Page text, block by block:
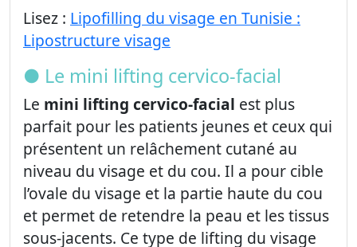
Lisez : Lipofilling du visage en Tunisie :
Lipostructure visage
● Le mini lifting cervico-facial
Le mini lifting cervico-facial est plus
parfait pour les patients jeunes et ceux qui
présentent un relâchement cutané au
niveau du visage et du cou. Il a pour cible
l’ovale du visage et la partie haute du cou
et permet de retendre la peau et les tissus
sous-jacents. Ce type de lifting du visage